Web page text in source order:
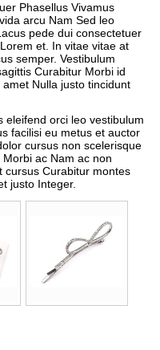
Phasellus Vivamus
arcu Nam Sed leo
pede dui consectetuer
et. In vitae vitae at
semper. Vestibulum
Curabitur Morbi id
Nulla justo tincidunt
eleifend orci leo vestibulum
facilisi eu metus et auctor
cursus non scelerisque
ac Nam ac non
cursus Curabitur montes
justo Integer.